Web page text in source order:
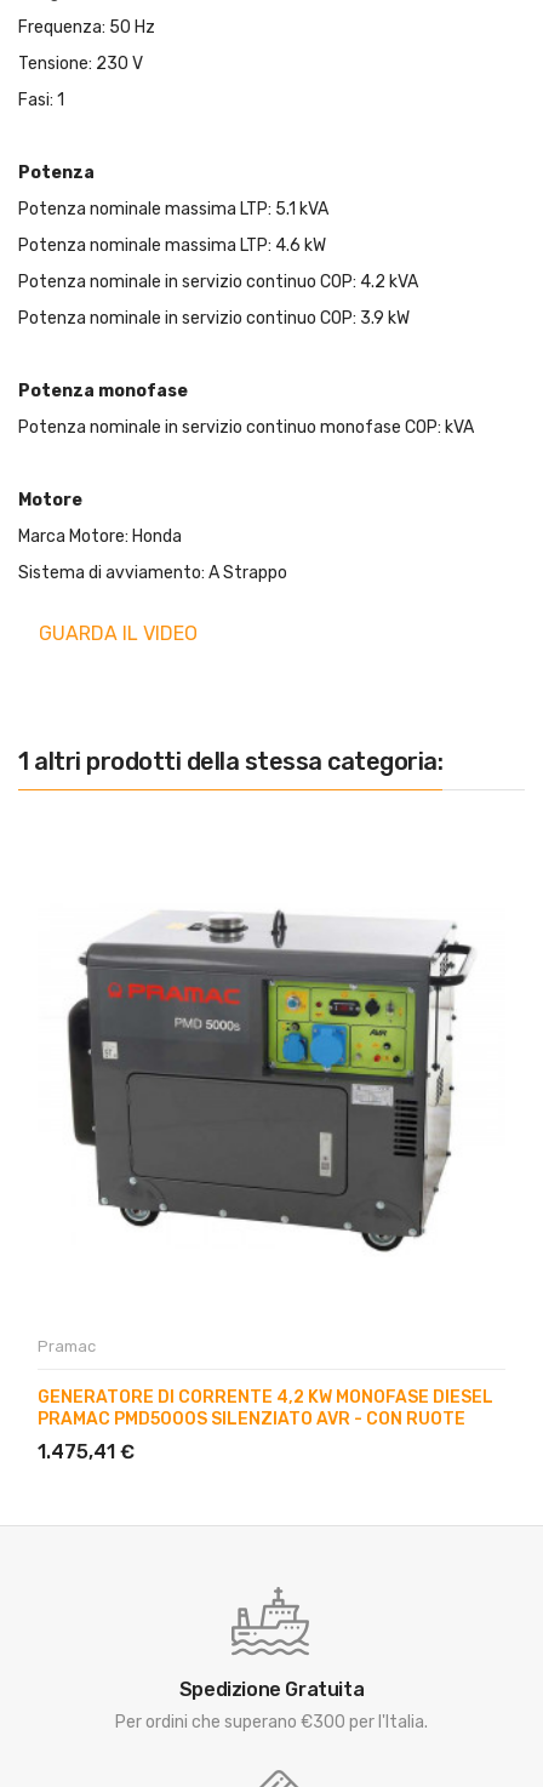
Frequenza: 50 Hz
Tensione: 230 V
Fasi: 1
Potenza
Potenza nominale massima LTP: 5.1 kVA
Potenza nominale massima LTP: 4.6 kW
Potenza nominale in servizio continuo COP: 4.2 kVA
Potenza nominale in servizio continuo COP: 3.9 kW
Potenza monofase
Potenza nominale in servizio continuo monofase COP: kVA
Motore
Marca Motore: Honda
Sistema di avviamento: A Strappo
GUARDA IL VIDEO
1 altri prodotti della stessa categoria:
Pramac
GENERATORE DI CORRENTE 4,2 KW MONOFASE DIESEL
PRAMAC PMD5000S SILENZIATO AVR - CON RUOTE
1.475,41 €
Spedizione Gratuita
Per ordini che superano €300 per l'Italia.